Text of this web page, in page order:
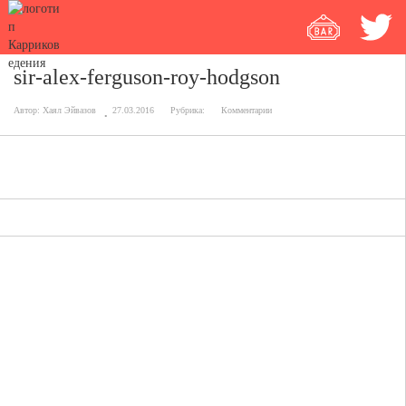
sir-alex-ferguson-roy-hodgson
Автор: Хаял Эйвазов 27.03.2016 Рубрика: Комментарии